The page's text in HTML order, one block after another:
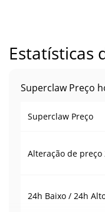
Estatísticas
Superclaw Preço
Superclaw Preço
Alteração de preço
24h Baixo / 24h